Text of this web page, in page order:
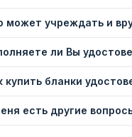
может учреждать и
ли Вы
купить бланки
есть другие